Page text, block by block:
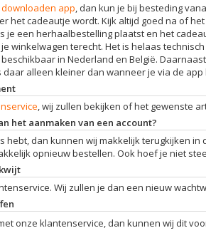
app, dan kun je bij besteding
het cadeautje wordt. Kijk altijd goed na of
je een herhaalbestelling plaatst en het
winkelwagen terecht. Het is helaas
in Nederland en België.
alleen kleiner dan wanneer je via de app
, wij zullen bekijken of het gewenste
het aanmaken van een account?
hebt, dan kunnen wij makkelijk terugkijken
opnieuw bestellen. Ook hoef je niet
Wij zullen je dan een nieuw
onze klantenservice, dan kunnen wij dit